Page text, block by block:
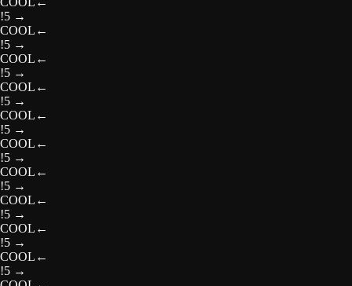
!5 →
COOL ←
!5 →
COOL ←
!5 →
COOL ←
!5 →
COOL ←
!5 →
COOL ←
!5 →
COOL ←
!5 →
COOL ←
!5 →
COOL ←
!5 →
COOL ←
!5 →